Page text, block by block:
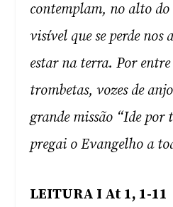
contemplam, no alto do
visível que se perde nos
estar na terra. Por entre
trombetas, vozes de
grande missão “Ide por
pregai o Evangelho a
LEITURA I At 1, 1-11